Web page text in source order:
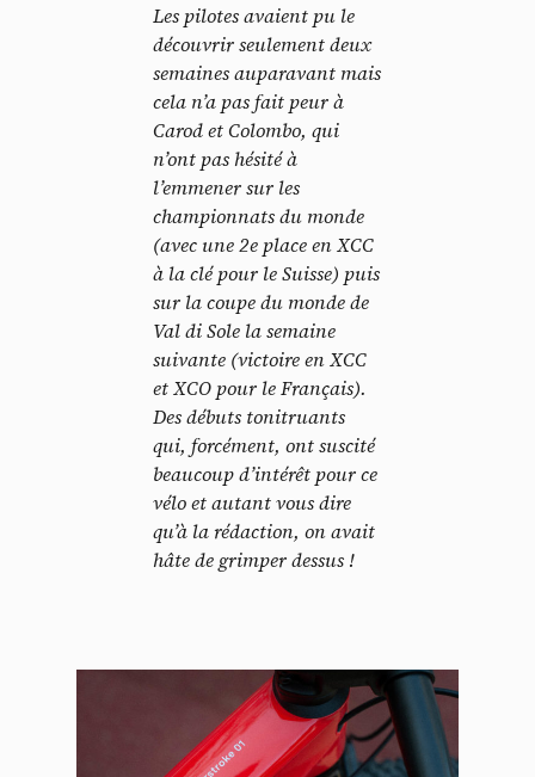
Les pilotes avaient pu le
découvrir seulement deux
semaines auparavant mais
cela n’a pas fait peur à
Carod et Colombo, qui
n’ont pas hésité à
l’emmener sur les
championnats du monde
(avec une 2e place en XCC
à la clé pour le Suisse) puis
sur la coupe du monde de
Val di Sole la semaine
suivante (victoire en XCC
et XCO pour le Français).
Des débuts tonitruants
qui, forcément, ont suscité
beaucoup d’intérêt pour ce
vélo et autant vous dire
qu’à la rédaction, on avait
hâte de grimper dessus !